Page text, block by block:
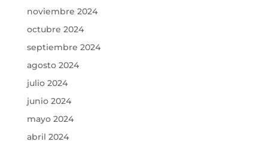
noviembre 2024
octubre 2024
septiembre 2024
agosto 2024
julio 2024
junio 2024
mayo 2024
abril 2024